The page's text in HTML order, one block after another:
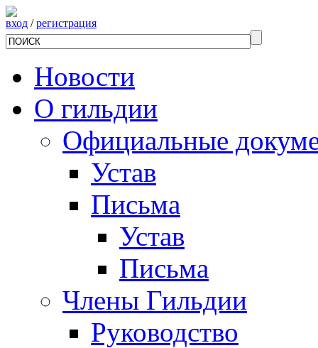
вход /регистрация
Новости
О гильдии
Официальные
Устав
Письма
Устав
Письма
Члены Гильдии
Руководство